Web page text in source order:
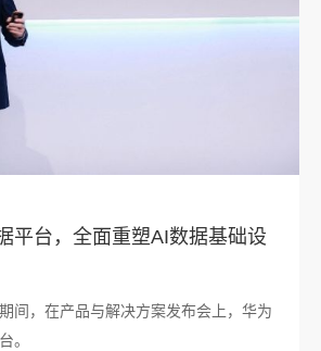
平台，全面重塑AI数据基础设
间，在产品与解决方案发布会上，华为
。